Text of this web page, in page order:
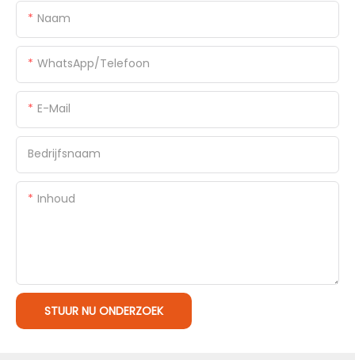
Naam
WhatsApp/Telefoon
E-Mail
Bedrijfsnaam
Inhoud
STUUR NU ONDERZOEK